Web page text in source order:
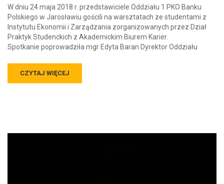
W dniu 24 maja 2018 r. przedstawiciele Oddziału 1 PKO Banku
Polskiego w Jarosławiu gościli na warsztatach ze studentami z
Instytutu Ekonomii i Zarządzania zorganizowanych przez Dział
Praktyk Studenckich z Akademickim Biurem Karier.
Spotkanie poprowadziła mgr Edyta Baran Dyrektor Oddziału
CZYTAJ WIĘCEJ